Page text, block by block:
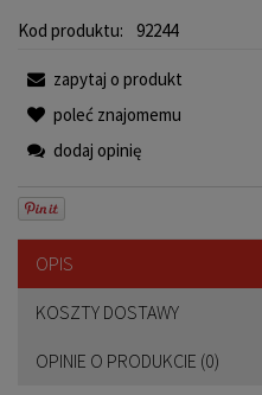
Kod produktu: 92244
zapytaj o produkt
poleć znajomemu
dodaj opinię
OPIS
KOSZTY DOSTAWY
OPINIE O PRODUKCIE (0)